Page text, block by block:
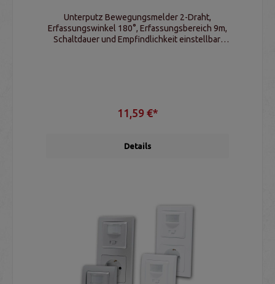
Unterputz Bewegungsmelder 2-Draht,
Erfassungswinkel 180°, Erfassungsbereich 9m,
Schaltdauer und Empfindlichkeit einstellbar,
11,59 €*
Details